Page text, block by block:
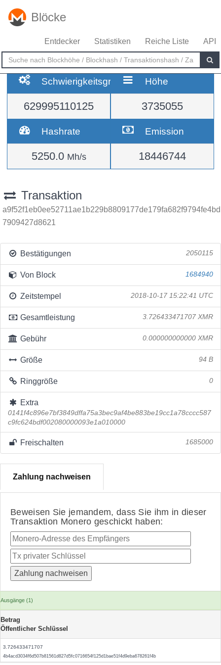
Blöcke
Entdecker Statistiken Reiche Liste API
Schwierigkeitsgrad
629995110125
Höhe
3735055
Hashrate
5250.0 Mh/s
Emission
18446744
Transaktion
a9f52f1eb0ee52711ae1b229b8809177de179fa682f9794fe4bd
7909427d8621
Bestätigungen 2050115
Von Block 1684940
Zeitstempel 2018-10-17 15:22:41 UTC
Gesamtleistung 3.726433471707 XMR
Gebühr 0.000000000000 XMR
Größe 94 B
Ringgröße 0
Extra
0141f4c896e7bf3849dffa75a3bec9af4be883be19cc1a78cccc587
c9fc624bdf002080000093e1a010000
Freischalten 1685000
Zahlung nachweisen
Beweisen Sie jemandem, dass Sie ihm in dieser
Transaktion Monero geschickt haben:
Ausgänge (1)
Betrag
Öffentlicher Schlüssel
3.726433471707
4b4acd3034f6d507b81561d827d5fc0716654f125d1bae51f4d9eba678261f4b